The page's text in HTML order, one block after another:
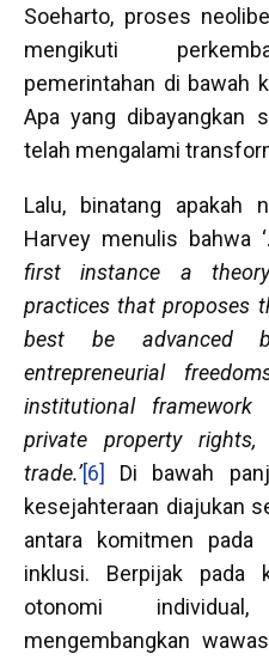
Soeharto, proses
mengikuti
pemerintahan di bawah
Apa yang dibayangkan
telah mengalami
Lalu, binatang apakah
Harvey menulis bahwa
first instance a
practices that proposes
best be advanced
entrepreneurial
institutional framework
private property
trade.’[6]
Di bawah
kesejahteraan diajukan
antara komitmen
inklusi. Berpijak pada
otonomi
mengembangkan